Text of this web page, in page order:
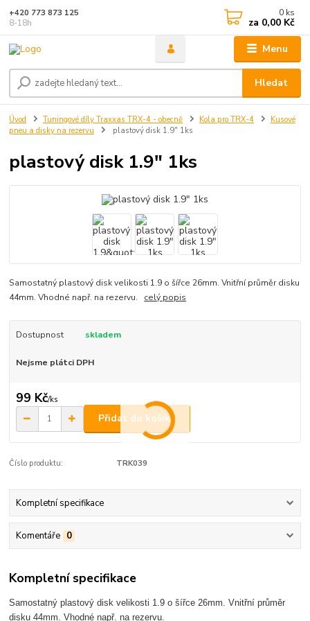
Menu
Hledat
+420 773 873 125
8-18h
0 ks
za 0,00 Kč
Úvod Tuningové díly Traxxas TRX-4 - obecně Kola pro TRX-4
Kusové
pneu a disky na rezervu
plastový disk 1.9" 1ks
plastový disk 1.9" 1ks
Samostatný plastový disk velikosti 1.9 o šířce 26mm. Vnitřní průměr disku
44mm. Vhodné např. na rezervu. celý popis
Dostupnost skladem
Nejsme plátci DPH
99 Kč/ks
Přidat do košíku
Číslo produktu: TRK039
Kompletní specifikace
Komentáře 0
Kompletní specifikace
Samostatný plastový disk velikosti 1.9 o šířce 26mm. Vnitřní průměr
disku 44mm. Vhodné např. na rezervu.